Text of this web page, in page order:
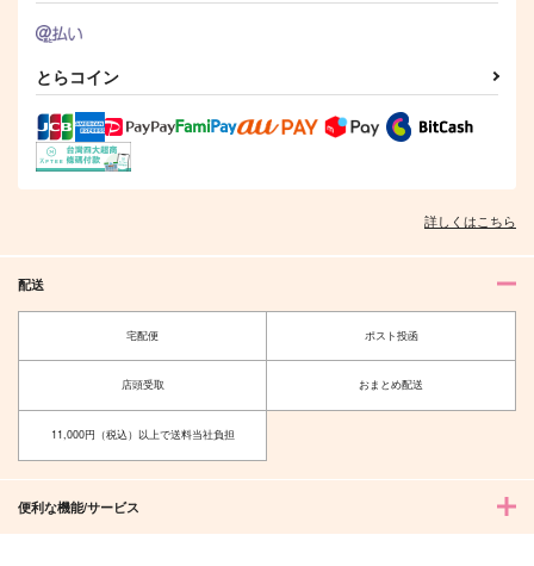
とらコイン
詳しくはこちら
配送
宅配便 ポスト投函
店頭受取 おまとめ配送
11,000円（税込）以上で送料当社負担
便利な機能/サービス